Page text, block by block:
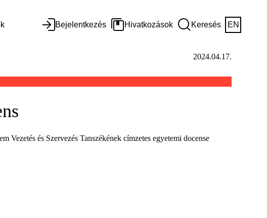
Bejelentkezés Hivatkozások Keresés EN
2024.04.17.
és Szervezés Tanszékének címzetes egyetemi docense